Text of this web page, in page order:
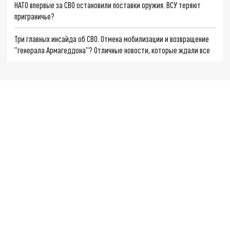
НАТО впервые за СВО остановили поставки оружия. ВСУ теряют
приграничье?
Три главных инсайда об СВО. Отмена мобилизации и возвращение
"генерала Армагеддона"? Отличные новости, которые ждали все